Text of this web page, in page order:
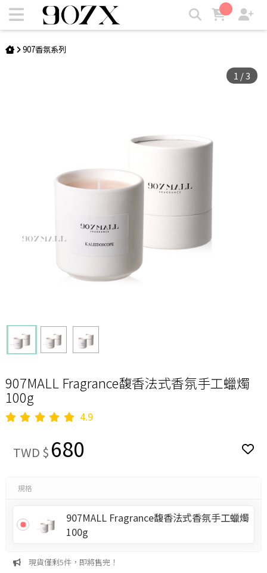
907MALL Fragrance馥香法式香氛手工蠟燭100g | 907X
907香氛系列
1 /3
907MALL Fragrance馥香法式香氛手工蠟燭
100g
4.9
TWD $ 680
規格
907MALL Fragrance馥香法式香氛手工蠟燭
100g
現貨僅剩5件，即將售完！